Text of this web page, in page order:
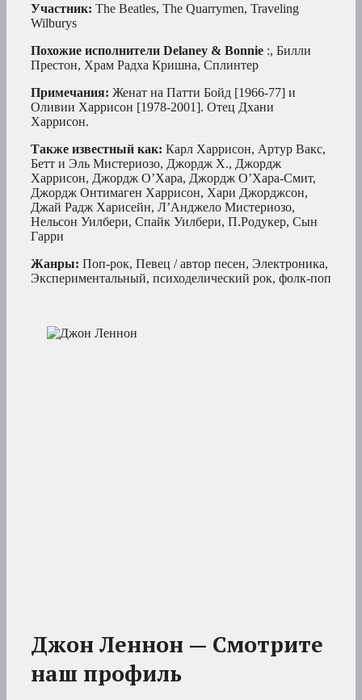
Участник: The Beatles, The Quarrymen, Traveling
Wilburys
Похожие исполнители Delaney & Bonnie :, Билли
Престон, Храм Радха Кришна, Сплинтер
Примечания: Женат на Патти Бойд [1966-77] и
Оливии Харрисон [1978-2001]. Отец Дхани
Харрисон.
Также известный как: Карл Харрисон, Артур Вакс,
Бетт и Эль Мистериозо, Джордж Х., Джордж
Харрисон, Джордж О’Хара, Джордж О’Хара-Смит,
Джордж Онтимаген Харрисон, Хари Джорджсон,
Джай Радж Харисейн, Л’Анджело Мистериозо,
Нельсон Уилбери, Спайк Уилбери, П.Родукер, Сын
Гарри
Жанры: Поп-рок, Певец / автор песен, Электроника,
Экспериментальный, психоделический рок, фолк-поп
Джон Леннон — Смотрите
наш профиль